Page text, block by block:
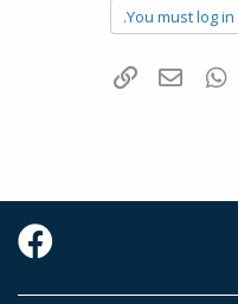
You must log
Tumblr
WhatsAppדואר אלקטרוני